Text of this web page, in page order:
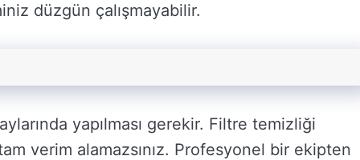
düzgün çalışmayabilir.
yapılması gerekir. Filtre temizliği
verim alamazsınız. Profesyonel bir ekipten